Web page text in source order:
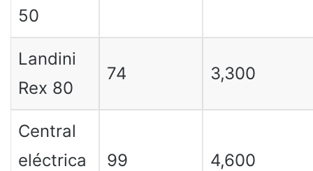
50
Landini
Rex 80
74 3,300
Central
eléctrica
99 4,600